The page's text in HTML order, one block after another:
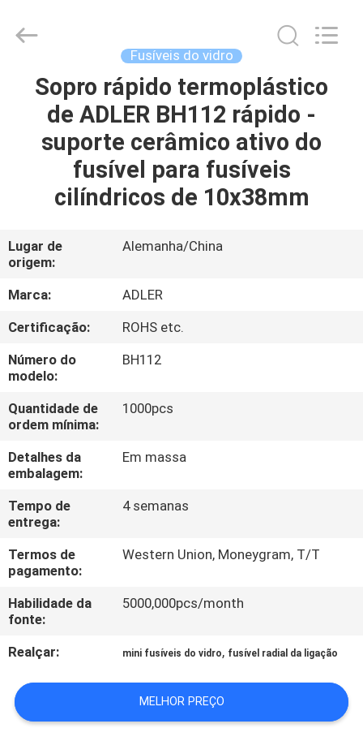
CASA
PRODUTOS
MOSTRA
VR
SOBRE
NÓS
EXCURSÃO
DA
FÁBRICA
CONTROLE
DA
QUALIDADE
NOS
PEÇA
Electronics
Co.,Ltd.
Fusíveis do vidro
Sopro rápido termoplástico
de ADLER BH112 rápido -
suporte cerâmico ativo do
fusível para fusíveis
cilíndricos de 10x38mm
Lugar de
origem:
Alemanha/China
Marca:
ADLER
Certificação:
ROHS etc.
Número do
modelo:
BH112
Quantidade de
ordem mínima:
1000pcs
Detalhes da
embalagem:
Em massa
Tempo de
entrega:
4 semanas
Termos de
pagamento:
Western Union, Moneygram, T/T
Habilidade da
fonte:
5000,000pcs/month
Realçar: mini fusíveis do vidro, fusível radial da ligação
MELHOR PREÇO